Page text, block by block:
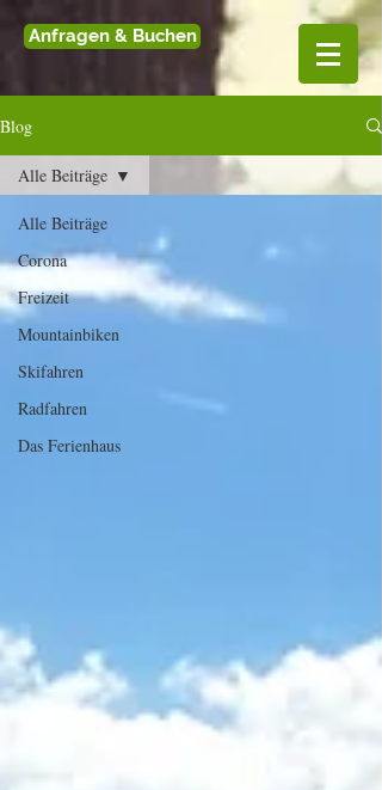
Anfragen & Buchen
Blog
Alle Beiträge
Corona
Freizeit
Mountainbiken
Skifahren
Radfahren
Das Ferienhaus
Alle Beiträge